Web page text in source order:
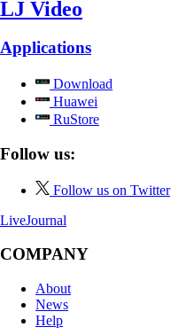
LJ Video
Applications
Download
Huawei
RuStore
Follow us:
Follow us on Twitter
LiveJournal
COMPANY
About
News
Help